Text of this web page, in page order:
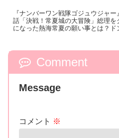
クリア
『ナンバーワン戦隊ゴジュウジャー
話「決戦！常夏城の大冒険」総理を
になった熱海常夏の願い事とは？ド
Comment
Message
コメント ※